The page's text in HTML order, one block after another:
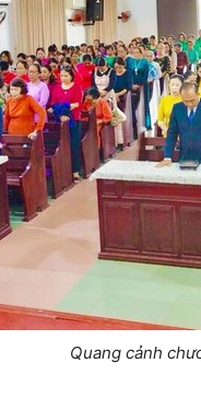
Quang cảnh